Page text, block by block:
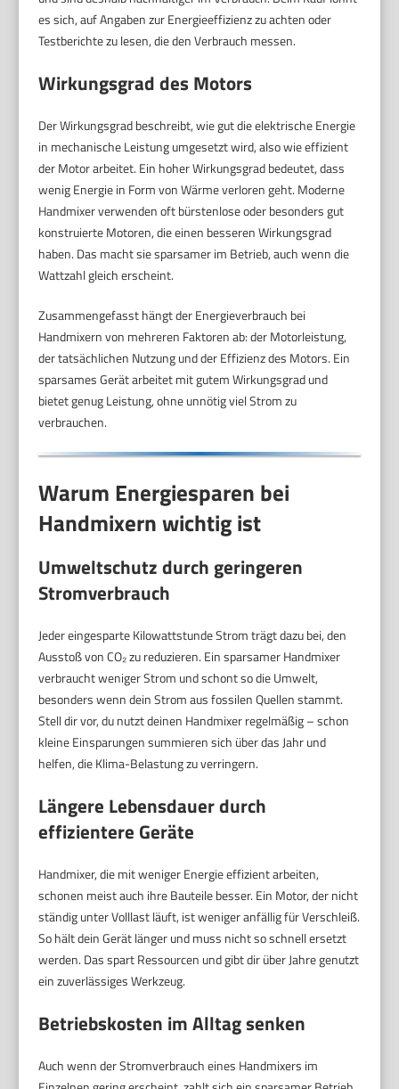
es sich, auf Angaben zur Energieeffizienz zu achten oder
Testberichte zu lesen, die den Verbrauch messen.
Wirkungsgrad des Motors
Der Wirkungsgrad beschreibt, wie gut die elektrische Energie
in mechanische Leistung umgesetzt wird, also wie effizient
der Motor arbeitet. Ein hoher Wirkungsgrad bedeutet, dass
wenig Energie in Form von Wärme verloren geht. Moderne
Handmixer verwenden oft bürstenlose oder besonders gut
konstruierte Motoren, die einen besseren Wirkungsgrad
haben. Das macht sie sparsamer im Betrieb, auch wenn die
Wattzahl gleich erscheint.
Zusammengefasst hängt der Energieverbrauch bei
Handmixern von mehreren Faktoren ab: der Motorleistung,
der tatsächlichen Nutzung und der Effizienz des Motors. Ein
sparsames Gerät arbeitet mit gutem Wirkungsgrad und
bietet genug Leistung, ohne unnötig viel Strom zu
verbrauchen.
Warum Energiesparen bei
Handmixern wichtig ist
Umweltschutz durch geringeren
Stromverbrauch
Jeder eingesparte Kilowattstunde Strom trägt dazu bei, den
Ausstoß von CO₂ zu reduzieren. Ein sparsamer Handmixer
verbraucht weniger Strom und schont so die Umwelt,
besonders wenn dein Strom aus fossilen Quellen stammt.
Stell dir vor, du nutzt deinen Handmixer regelmäßig – schon
kleine Einsparungen summieren sich über das Jahr und
helfen, die Klima-Belastung zu verringern.
Längere Lebensdauer durch
effizientere Geräte
Handmixer, die mit weniger Energie effizient arbeiten,
schonen meist auch ihre Bauteile besser. Ein Motor, der nicht
ständig unter Volllast läuft, ist weniger anfällig für Verschleiß.
So hält dein Gerät länger und muss nicht so schnell ersetzt
werden. Das spart Ressourcen und gibt dir über Jahre genutzt
ein zuverlässiges Werkzeug.
Betriebskosten im Alltag senken
Auch wenn der Stromverbrauch eines Handmixers im